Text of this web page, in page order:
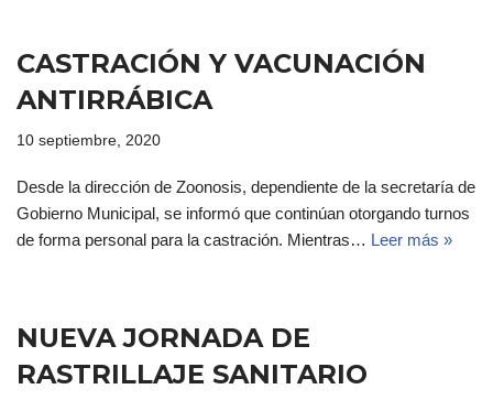
CASTRACIÓN Y VACUNACIÓN
ANTIRRÁBICA
10 septiembre, 2020
Desde la dirección de Zoonosis, dependiente de la secretaría de
Gobierno Municipal, se informó que continúan otorgando turnos
de forma personal para la castración. Mientras… Leer más »
NUEVA JORNADA DE
RASTRILLAJE SANITARIO